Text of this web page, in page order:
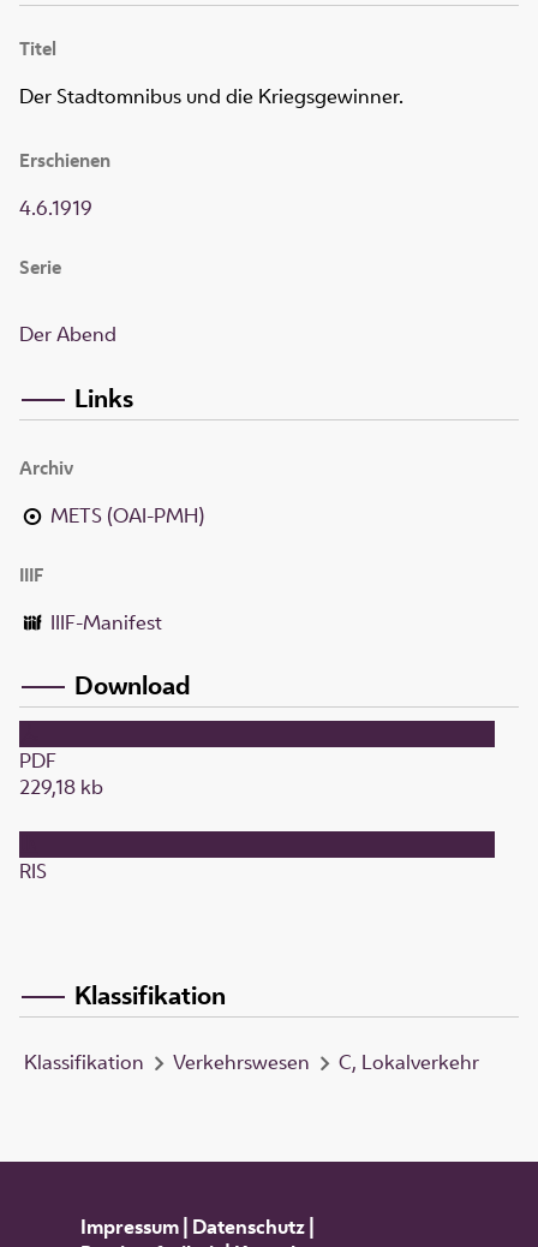
Titel
Der Stadtomnibus und die Kriegsgewinner.
Erschienen
4.6.1919
Serie
Der Abend
Links
Archiv
METS (OAI-PMH)
IIIF
IIIF-Manifest
Download
PDF
229,18 kb
RIS
Klassifikation
Klassifikation Verkehrswesen C, Lokalverkehr
Impressum| Datenschutz|